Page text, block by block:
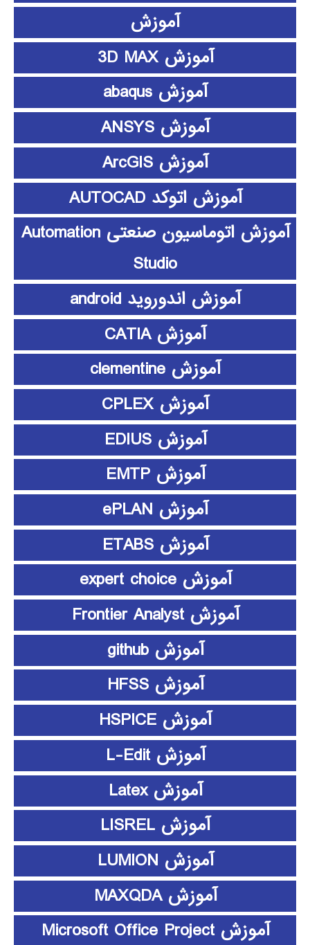
آموزش
آموزش 3D MAX
آموزش abaqus
آموزش ANSYS
آموزش ArcGIS
آموزش اتوکد AUTOCAD
آموزش اتوماسیون صنعتی Automation
Studio
آموزش اندوروید android
آموزش CATIA
آموزش clementine
آموزش CPLEX
آموزش EDIUS
آموزش EMTP
آموزش ePLAN
آموزش ETABS
آموزش expert choice
آموزش Frontier Analyst
آموزش github
آموزش HFSS
آموزش HSPICE
آموزش L-Edit
آموزش Latex
آموزش LISREL
آموزش LUMION
آموزش MAXQDA
آموزش Microsoft Office Project